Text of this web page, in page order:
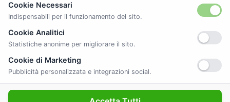
APE senza libretto di impianto: chi rischia
Come ottenere il Certificato APE a Roma
Caldaia, Pompa di Calore o Ibrido: cosa aiuta
davvero a salire di Classe
Cookie Necessari
Indispensabili per il funzionamento del sito.
Cookie Analitici
Statistiche anonime per migliorare il sito.
Cookie di Marketing
Pubblicità personalizzata e integrazioni social.